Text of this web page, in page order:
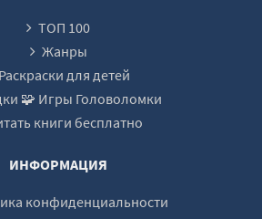
ТОП 100
Жанры
Раскраски для детей
🧩 Игры Головоломки
книги бесплатно
ИНФОРМАЦИЯ
конфиденциальности